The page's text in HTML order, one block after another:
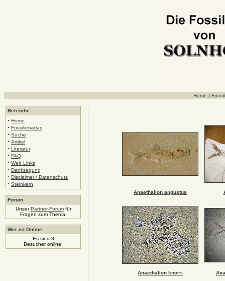
Home |
Bereiche
· Home
· Fossilienatlas
· Suche
· Artikel
· Literatur
· FAQ
· Web Links
· Danksagung
· Disclaimer / Datenschutz
· Steinkern
Forum
UnserPartner-Forumfür
Fragen zum Thema.
Wer ist Online
Es sind 8
Besucher online.
Anaethalion angustus
Anaethalion knorri